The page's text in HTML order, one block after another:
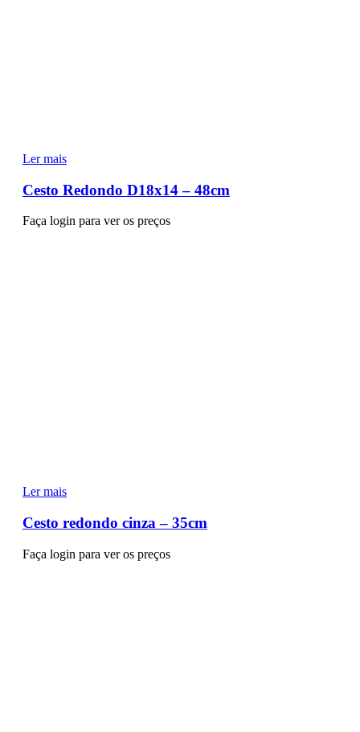
Ler mais
Cesto Redondo D18x14 – 48cm
Faça login para ver os preços
Ler mais
Cesto redondo cinza – 35cm
Faça login para ver os preços